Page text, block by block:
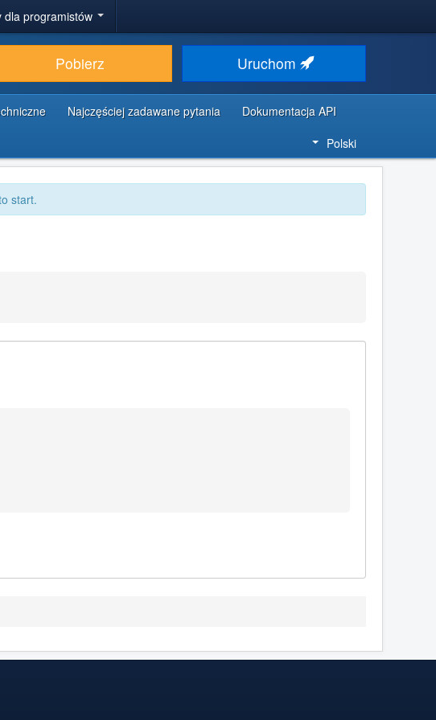
dla programistów
Pobierz Uruchom
Najczęściej zadawane pytania
Dokumentacja API
Polski
start.